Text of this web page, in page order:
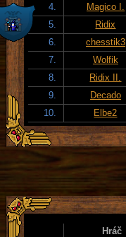
4.
Magico I.
5.
Ridix
6.
chesstik3
7.
Wolfik
8.
Ridix II.
9.
Decado
10.
Elbe2
Hráč